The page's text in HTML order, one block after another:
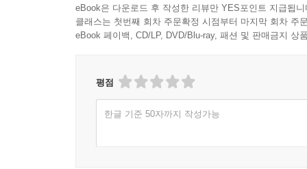
eBook은 다운로드 후 작성한 리뷰만 YES포인트 지급됩니
클래스는 첫번째 회차 주문확정 시점부터 마지막 회차 주
eBook 페이백, CD/LP, DVD/Blu-ray, 패션 및 판매금지 상
평점
한글 기준 50자까지 작성가능